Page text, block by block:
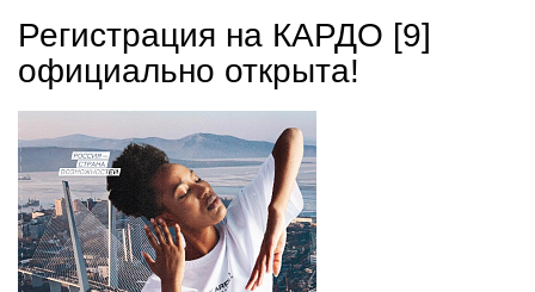
Регистрация на КАРДО [9]
официально открыта!